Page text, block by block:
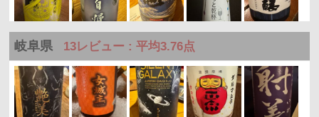
岐阜県 13レビュー : 平均3.76点